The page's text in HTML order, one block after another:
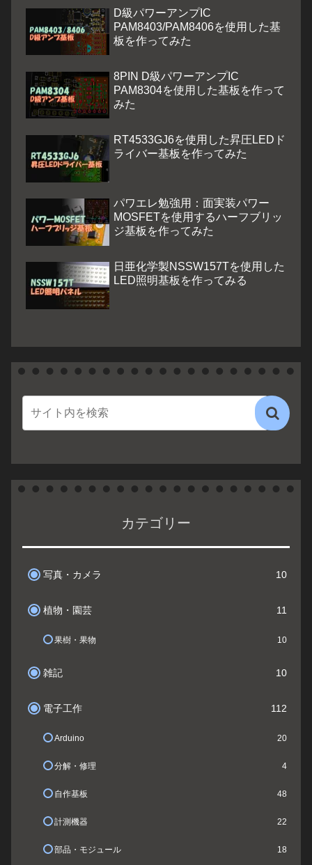
D級パワーアンプIC
PAM8403/PAM8406を使用した基
板を作ってみた
8PIN D級パワーアンプIC
PAM8304を使用した基板を作って
みた
RT4533GJ6を使用した昇圧LEDド
ライバー基板を作ってみた
パワエレ勉強用：面実装パワー
MOSFETを使用するハーフブリッ
ジ基板を作ってみた
日亜化学製NSSW157Tを使用した
LED照明基板を作ってみる
カテゴリー
写真・カメラ 10
植物・園芸 11
果樹・果物 10
雑記 10
電子工作 112
Arduino 20
分解・修理 4
自作基板 48
計測機器 22
部品・モジュール 18